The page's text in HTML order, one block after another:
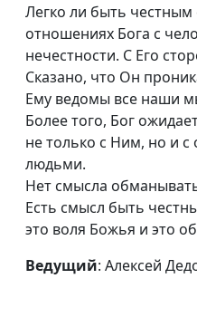
Что дает мне Бог?
(зима)
Что дает мне Бог?
(весна)
Как трудиться с Богом?
(осень)
Как трудиться с Богом?
(лето)
Как трудиться с Богом?
Легко ли быть честным
отношениях Бога с
нечестности. С Его
Сказано, что Он
Ему ведомы все наши
Более того, Бог
не только с Ним, но и
людьми.
Нет смысла
Есть смысл быть
это воля Божья и это
Ведущий: Алексей